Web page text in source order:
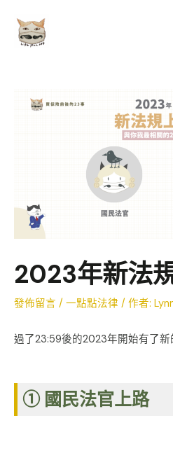
2023年新法
發佈留言 / 一點點法律 / 作者:
過了23:59後的2023年開始有了新
① 國民法官上路